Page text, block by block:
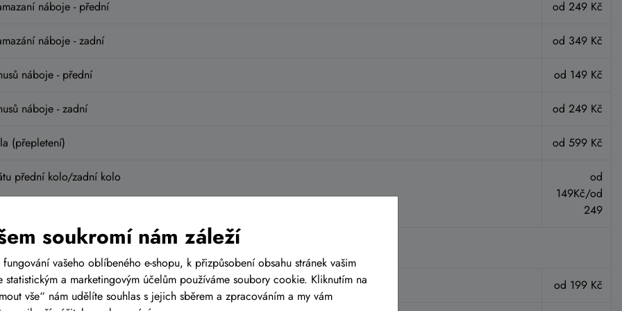
náboje - přední od 249 Kč
náboje - zadní od 349 Kč
náboje - přední od 149 Kč
náboje - zadní od 249 Kč
(přepletení) od 599 Kč
přední kolo/zadní kolo
od
149Kč/od
249
lanka a bowdenu (1 ks vč. seřízení) od 199 Kč
soukromí nám záleží
fungování vašeho oblíbeného e-shopu, k přizpůsobení obsahu stránek vašim
statistickým a marketingovým účelům používáme soubory cookie. Kliknutím na
vše“ nám udělíte souhlas s jejich sběrem a zpracováním a my vám